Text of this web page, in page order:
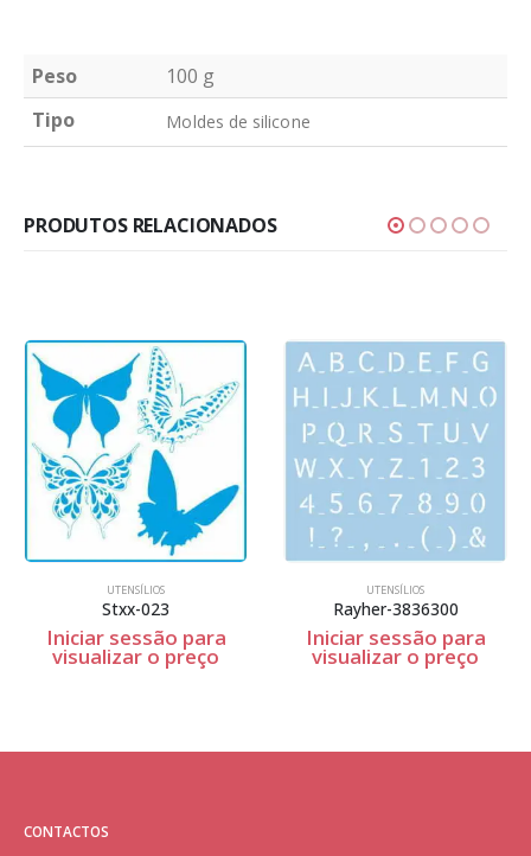
Peso
100 g
Tipo
Moldes de silicone
PRODUTOS RELACIONADOS
UTENSÍLIOS
Stxx-023
Iniciar sessão para
visualizar o preço
UTENSÍLIOS
Rayher-3836300
Iniciar sessão para
visualizar o preço
CONTACTOS